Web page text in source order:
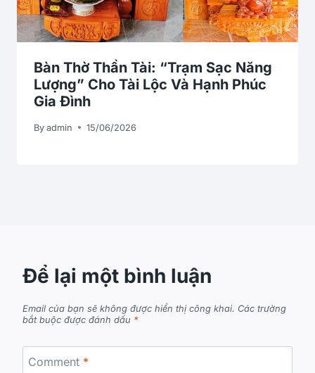
Bàn Thờ Thần Tài: “Trạm Sạc Năng
Lượng” Cho Tài Lộc Và Hạnh Phúc
Gia Đình
By admin 15/06/2026
Để lại một bình luận
Email của bạn sẽ không được hiển thị công khai. Các trường
bắt buộc được đánh dấu *
Comment *